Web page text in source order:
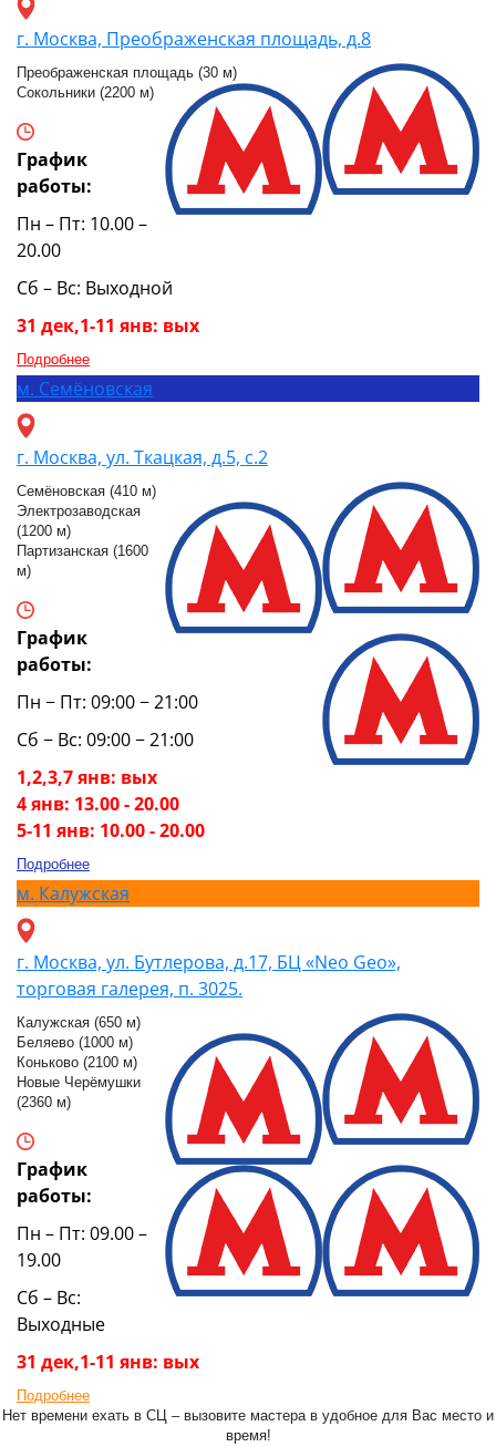
г. Москва, Преображенская площадь, д.8
Преображенская площадь (30 м)
Сокольники (2200 м)
График
работы:
Пн – Пт: 10.00 –
20.00
Сб – Вс: Выходной
31 дек,1-11 янв: вых
Подробнее
м. Семёновская
г. Москва, ул. Ткацкая, д.5, с.2
Семёновская (410 м)
Электрозаводская
(1200 м)
Партизанская (1600
м)
График
работы:
Пн − Пт: 09:00 − 21:00
Сб − Вс: 09:00 − 21:00
1,2,3,7 янв: вых
4 янв: 13.00 - 20.00
5-11 янв: 10.00 - 20.00
Подробнее
м. Калужская
г. Москва, ул. Бутлерова, д.17, БЦ «Neo Geo»,
торговая галерея, п. 3025.
Калужская (650 м)
Беляево (1000 м)
Коньково (2100 м)
Новые Черёмушки
(2360 м)
График
работы:
Пн – Пт: 09.00 –
19.00
Сб – Вс:
Выходные
31 дек,1-11 янв: вых
Подробнее
Нет времени ехать в СЦ – вызовите мастера в удобное для Вас место и
время!